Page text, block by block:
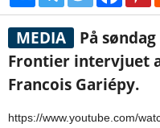
MEDIA
På
Frontier intervjuet
Francois Gariépy.
https://www.youtube.com/